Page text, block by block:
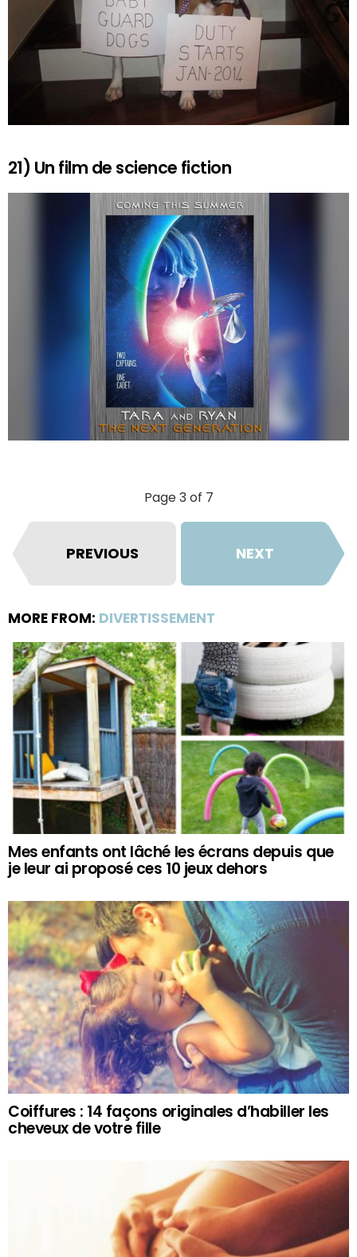
21) Un film de science fiction
Page 3 of 7
PREVIOUS NEXT
MORE FROM: DIVERTISSEMENT
Mes enfants ont lâché les écrans depuis que
je leur ai proposé ces 10 jeux dehors
Coiffures : 14 façons originales d’habiller les
cheveux de votre fille